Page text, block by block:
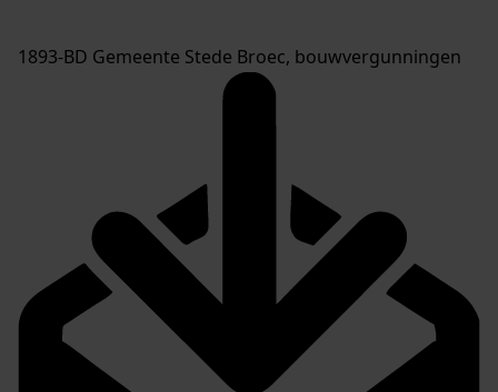
1893-BD Gemeente Stede Broec, bouwvergunningen